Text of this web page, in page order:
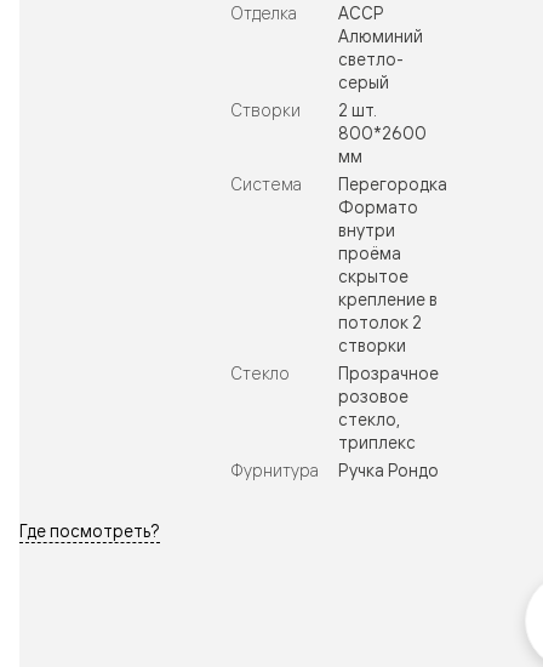
Отделка
АССР
Алюминий
светло-
серый
Створки
2 шт.
800*2600
мм
Система
Перегородка
Формато
внутри
проёма
скрытое
крепление в
потолок 2
створки
Стекло
Прозрачное
розовое
стекло,
триплекс
Фурнитура
Ручка Рондо
Где посмотреть?